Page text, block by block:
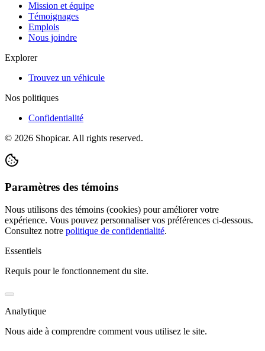
Mission et équipe
Témoignages
Emplois
Nous joindre
Explorer
Trouvez un véhicule
Nos politiques
Confidentialité
© 2026 Shopicar. All rights reserved.
Paramètres des témoins
Nous utilisons des témoins (cookies) pour améliorer votre
expérience. Vous pouvez personnaliser vos préférences ci-dessous.
Consultez notre politique de confidentialité.
Essentiels
Requis pour le fonctionnement du site.
Analytique
Nous aide à comprendre comment vous utilisez le site.